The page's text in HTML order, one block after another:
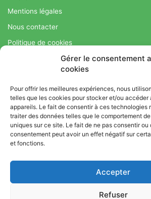
Gérer le consentement
cookies
Pour offrir les meilleures expériences, nous
telles que les cookies pour stocker et/ou accéder
appareils. Le fait de consentir à ces technologies
traiter des données telles que le comportement
uniques sur ce site. Le fait de ne pas consentir ou
consentement peut avoir un effet négatif sur
et fonctions.
Accepter
Refuser
Mentions légales
Nous contacter
Politique de cookies
Régime Savoir Maigrir.fr : La méthode
une perte de poids durable
© Copyright 2026, Tous droits
Bien-Être : Yoga, Bien-être,
L’équipe
Régime Savoir Maigrir.fr : La méthode
une perte de poids